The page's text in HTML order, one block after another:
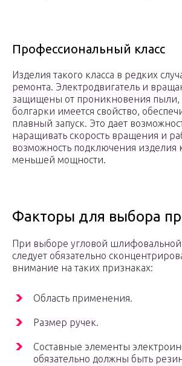
Профессиональный класс
Изделия такого класса в редких
ремонта. Электродвигатель и
защищены от проникновения пыли,
болгарки имеется свойство,
плавный запуск. Это дает
наращивать скорость вращения и
возможность подключения изделия
меньшей мощности.
Факторы для выбора
При выборе угловой
следует обязательно
внимание на таких признаках:
Область применения.
Размер ручек.
Составные элементы
обязательно должны быть